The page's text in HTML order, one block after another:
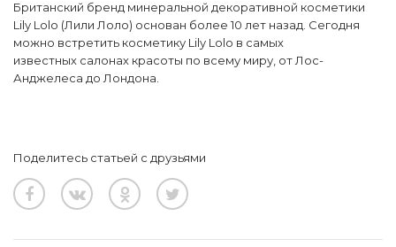
Британский бренд минеральной декоративной косметики
Lily Lolo (Лили Лоло) основан более 10 лет назад. Сегодня
можно встретить косметику Lily Lolo в самых
известных салонах красоты по всему миру, от Лос-
Анджелеса до Лондона.
Поделитесь статьей с друзьями